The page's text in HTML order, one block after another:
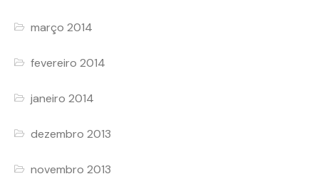
março 2014
fevereiro 2014
janeiro 2014
dezembro 2013
novembro 2013